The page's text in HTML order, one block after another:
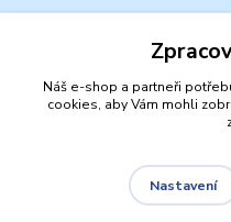
Náš e-shop a partneři
cookies, aby Vám mohli
Nastavení